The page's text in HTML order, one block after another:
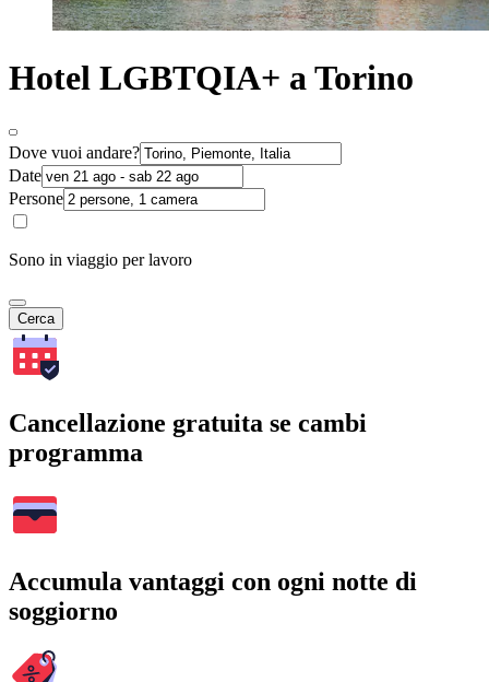
Hotel LGBTQIA+ a Torino
Dove vuoi andare?
Date
Persone
Sono in viaggio per lavoro
Cerca
Cancellazione gratuita se cambi
programma
Accumula vantaggi con ogni notte di
soggiorno